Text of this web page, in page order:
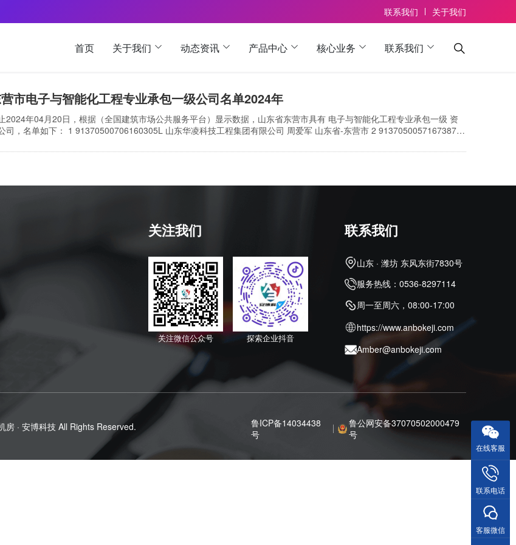
联系我们 关于我们
首页 关于我们 动态资讯 产品中心 核心业务 联系我们
市电子与智能化工程专业承包一级公司名单2024年
2024年04月20日，根据（全国建筑市场公共服务平台）显示数据，山东省东营市具有 电子与智能化工程专业承包一级 资
司，名单如下： 1 91370500706160305L 山东华凌科技工程集团有限公司 周爱军 山东省-东营市 2 913705005716738748
关注我们
关注微信公众号 探索企业抖音
联系我们
山东 · 潍坊 东风东街7830号
服务热线：0536-8297114
周一至周六，08:00-17:00
https://www.anbokeji.com
Amber@anbokeji.com
房 · 安博科技 All Rights Reserved.
鲁ICP备14034438
号
鲁公网安备37070502000479
号
在线客服
联系电话
客服微信